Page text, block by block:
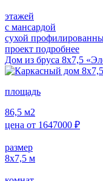
этажей
с мансардой
сухой
проект подробнее
Дом из бруса 8х7,5
площадь
86,5 м2
цена от 1647000 ₽
размер
8х7,5 м